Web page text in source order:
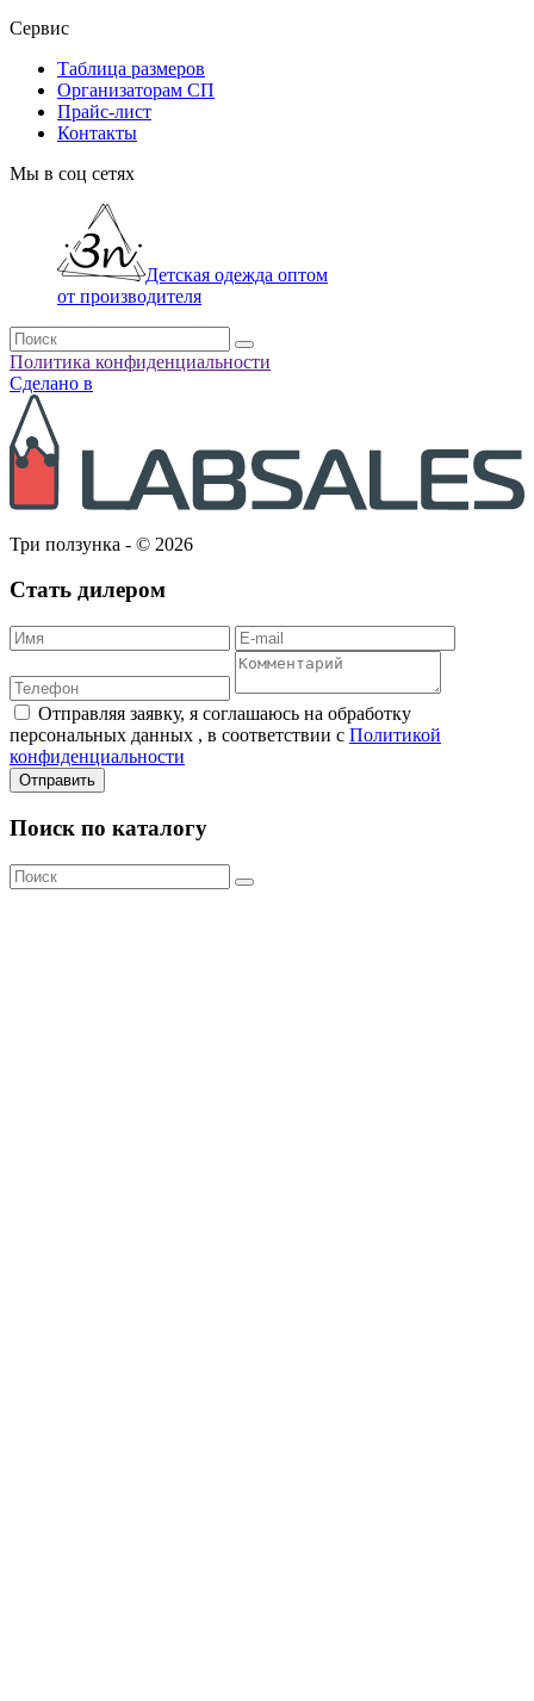
Сервис
Таблица размеров
Организаторам СП
Прайс-лист
Контакты
Мы в соц сетях
Детская одежда оптом
от производителя
Политика конфиденциальности
Сделано в
Три ползунка - © 2026
Стать дилером
Отправляя заявку, я соглашаюсь на обработку
персональных данных , в соответствии с Политикой
конфиденциальности
Отправить
Поиск по каталогу